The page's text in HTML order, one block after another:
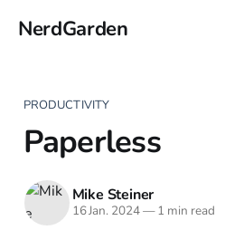
NerdGarden
PRODUCTIVITY
Paperless
Mike Steiner
16 Jan. 2024—1 min read